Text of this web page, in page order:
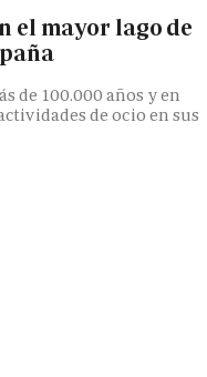
el mayor lago de
de 100.000 años y en
de ocio en sus